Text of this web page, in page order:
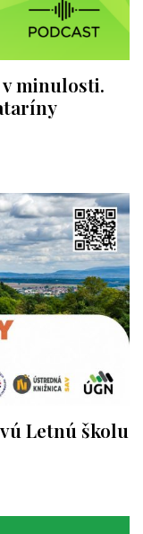
v minulosti.
Letnú školu